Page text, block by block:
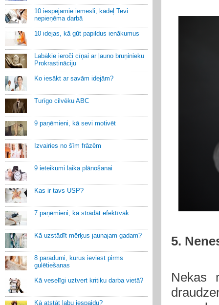
10 iespējamie iemesli, kādēļ Tevi
nepieņēma darbā
10 idejas, kā gūt papildus ienākumus
Labākie ieroči cīņai ar ļauno bruņinieku
Prokrastināciju
Ko iesākt ar savām idejām?
Turīgo cilvēku ABC
9 paņēmieni, kā sevi motivēt
Izvairies no šīm frāzēm
9 ieteikumi laika plānošanai
Kas ir tavs USP?
7 paņēmieni, kā strādāt efektīvāk
Kā uzstādīt mērķus jaunajam gadam?
8 paradumi, kurus ieviest pirms
gulētiešanas
Kā veselīgi uztvert kritiku darba vietā?
Kā atstāt labu iespaidu?
5.
Nekas